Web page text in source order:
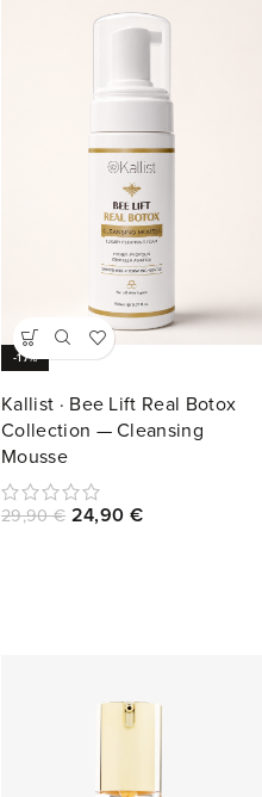
-17%
Kallist · Bee Lift Real Botox
Collection — Cleansing
Mousse
29,90€ 24,90 €